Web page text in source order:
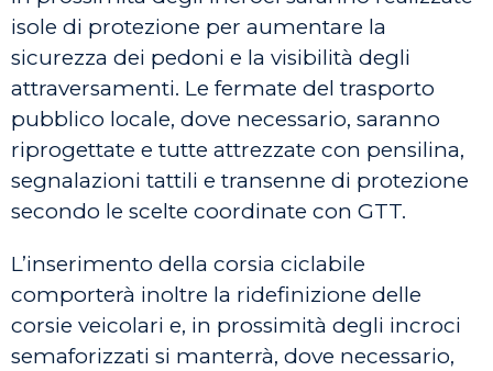
isole di protezione per aumentare la
sicurezza dei pedoni e la visibilità degli
attraversamenti. Le fermate del trasporto
pubblico locale, dove necessario, saranno
riprogettate e tutte attrezzate con pensilina,
segnalazioni tattili e transenne di protezione
secondo le scelte coordinate con GTT.
L’inserimento della corsia ciclabile
comporterà inoltre la ridefinizione delle
corsie veicolari e, in prossimità degli incroci
semaforizzati si manterrà, dove necessario,